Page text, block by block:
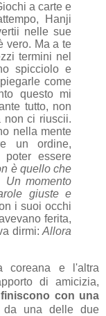
a carte e
Hanji
nelle sue
vero. Ma a te
termini nel
spicciolo e
come
questo mi
tutto, non
non ci riuscii.
nella mente
un ordine,
poter essere
è quello che
Un momento
giuste e
i suoi occhi
ferita,
dirmi:Allora
coreana e l'altra
di amicizia,
con una
da una delle due